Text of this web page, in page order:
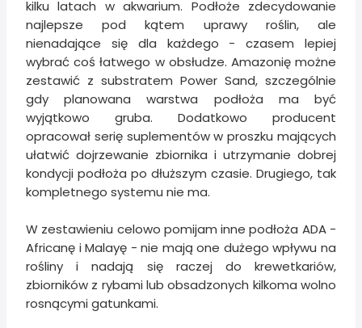
kilku latach w akwarium. Podłoże zdecydowanie
najlepsze pod kątem uprawy roślin, ale
nienadające się dla każdego - czasem lepiej
wybrać coś łatwego w obsłudze. Amazonię możne
zestawić z substratem Power Sand, szczególnie
gdy planowana warstwa podłoża ma być
wyjątkowo gruba. Dodatkowo producent
opracował serię suplementów w proszku mających
ułatwić dojrzewanie zbiornika i utrzymanie dobrej
kondycji podłoża po dłuższym czasie. Drugiego, tak
kompletnego systemu nie ma.
W zestawieniu celowo pomijam inne podłoża ADA -
Africanę i Malayę - nie mają one dużego wpływu na
rośliny i nadają się raczej do krewetkariów,
zbiorników z rybami lub obsadzonych kilkoma wolno
rosnącymi gatunkami.